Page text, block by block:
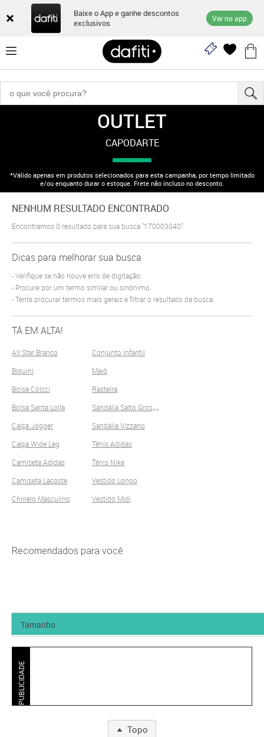
Baixe o App e ganhe descontos
exclusivos
Ver no app
OUTLET
CAPODARTE
*Válido apenas em produtos selecionados para esta campanha, por tempo limitado
e/ou enquanto durar o estoque. Frete não incluso no desconto.
NENHUM RESULTADO ENCONTRADO
Encontramos0 resultado para sua busca"170003040"
Dicas para melhorar sua busca
Verifique se não houve erro de digitação.
Procure por um termo similar ou sinônimo.
Tente procurar termos mais gerais e filtrar o resultado da busca.
TÁ EM ALTA!
All Star Branco
Biquini
Bolsa Colcci
Bolsa Santa Lolla
Calça Jogger
Calça Wide Leg
Camiseta Adidas
Camiseta Lacoste
Chinelo Masculino
Conjunto Infantil
Maiô
Rasteira
S
andália Salto Grosso
Sandália Vizzano
Tênis Adidas
Tênis Nike
Vestido Longo
Vestido Midi
Recomendados para você
PUBLICIDADE
Topo